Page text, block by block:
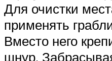
Для очистки
применять
Вместо него
шнур.